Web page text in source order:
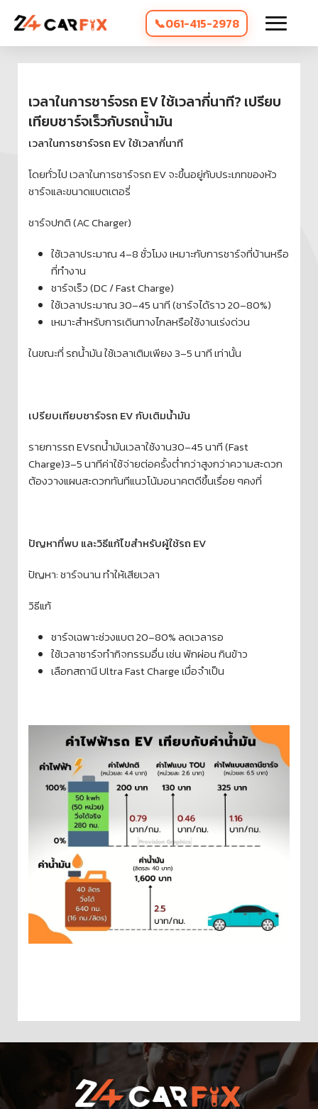
061-415-2978
เวลาในการชาร์จรถ EV ใช้เวลากี่นาที? เปรียบ
เทียบชาร์จเร็วกับรถน้ำมัน
เวลาในการชาร์จรถ EV ใช้เวลากี่นาที
โดยทั่วไป เวลาในการชาร์จรถ EV จะขึ้นอยู่กับประเภทของหัว
ชาร์จและขนาดแบตเตอรี่
ชาร์จปกติ (AC Charger)
ใช้เวลาประมาณ 4–8 ชั่วโมง เหมาะกับการชาร์จที่บ้านหรือ
ที่ทำงาน
ชาร์จเร็ว (DC / Fast Charge)
ใช้เวลาประมาณ 30–45 นาที (ชาร์จได้ราว 20–80%)
เหมาะสำหรับการเดินทางไกลหรือใช้งานเร่งด่วน
ในขณะที่ รถน้ำมัน ใช้เวลาเติมเพียง 3–5 นาที เท่านั้น
เปรียบเทียบชาร์จรถ EV กับเติมน้ำมัน
รายการรถ EVรถน้ำมันเวลาใช้งาน30–45 นาที (Fast
Charge)3–5 นาทีค่าใช้จ่ายต่อครั้งต่ำกว่าสูงกว่าความสะดวก
ต้องวางแผนสะดวกทันทีแนวโน้มอนาคตดีขึ้นเรื่อย ๆคงที่
ปัญหาที่พบ และวิธีแก้ไขสำหรับผู้ใช้รถ EV
ปัญหา: ชาร์จนาน ทำให้เสียเวลา
วิธีแก้
ชาร์จเฉพาะช่วงแบต 20–80% ลดเวลารอ
ใช้เวลาชาร์จทำกิจกรรมอื่น เช่น พักผ่อน กินข้าว
เลือกสถานี Ultra Fast Charge เมื่อจำเป็น